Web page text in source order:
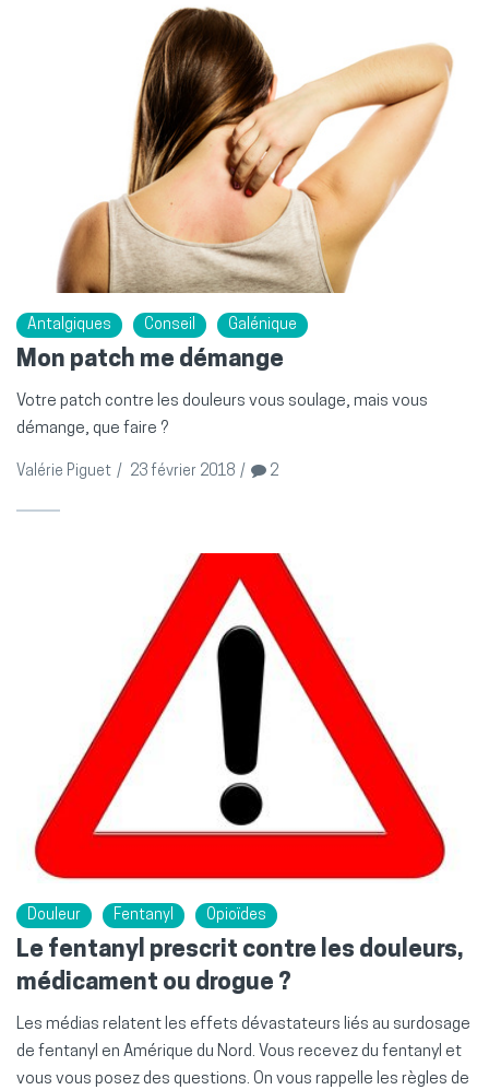
Antalgiques Conseil Galénique
Mon patch me démange
Votre patch contre les douleurs vous soulage, mais vous
démange, que faire ?
Valérie Piguet / 23 février 2018 / 2
Douleur Fentanyl Opioïdes
Le fentanyl prescrit contre les douleurs,
médicament ou drogue ?
Les médias relatent les effets dévastateurs liés au surdosage
de fentanyl en Amérique du Nord. Vous recevez du fentanyl et
vous vous posez des questions. On vous rappelle les règles de